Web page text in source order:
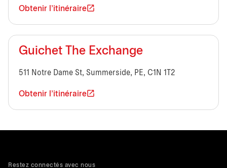
Obtenir l'itinéraire
Guichet The Exchange
511 Notre Dame St, Summerside, PE, C1N 1T2
Obtenir l'itinéraire
Restez connectés avec nous